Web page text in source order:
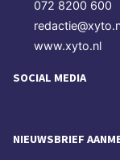
072 8200 600
www.xyto.nl
SOCIAL MEDIA
NIEUWSBRIEF